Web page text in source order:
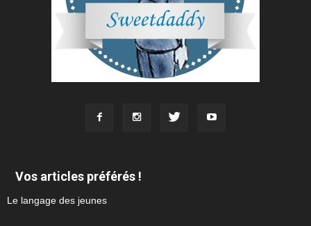
Vos articles préférés !
Le langage des jeunes